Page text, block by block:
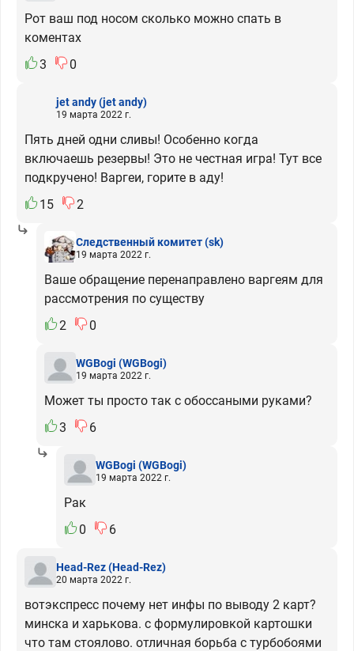
Рот ваш под носом сколько можно спать в
коментах
3
0
jet andy(jet andy)
19 марта 2022 г.
Пять дней одни сливы! Особенно когда
включаешь резервы! Это не честная игра! Тут все
подкручено! Варгеи, горите в аду!
15
2
Следственный комитет(sk)
19 марта 2022 г.
Ваше обращение перенаправлено варгеям для
рассмотрения по существу
2
0
WGBogi (WGBogi)
19 марта 2022 г.
Может ты просто так с обоссаными руками?
3
6
WGBogi (WGBogi)
19 марта 2022 г.
Рак
0
6
Head-Rez(Head-Rez)
20 марта 2022 г.
вотэкспресс почему нет инфы по выводу 2 карт?
минска и харькова. с формулировкой картошки
что там стоялово. отличная борьба с турбобоями